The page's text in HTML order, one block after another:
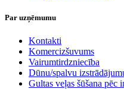
Par uzņēmumu
Kontakti
Komercizšuvums
Vairumtirdzniecība
Dūnu/spalvu
Gultas veļas šūšana